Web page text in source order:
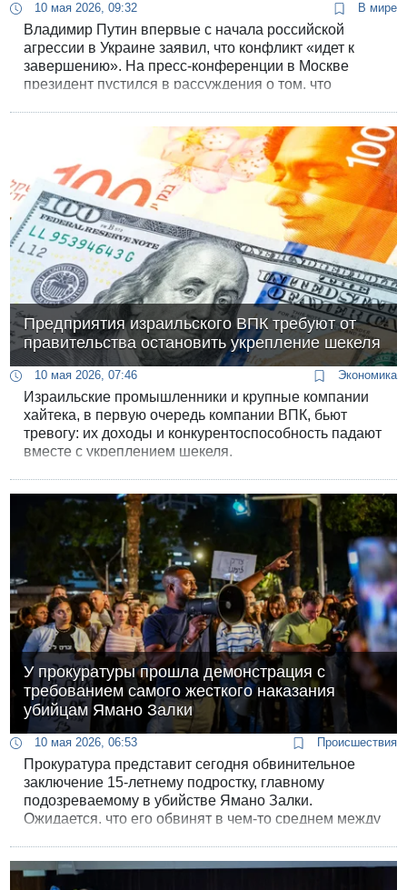
10 мая 2026, 09:32 В мире
Владимир Путин впервые с начала российской
агрессии в Украине заявил, что конфликт «идет к
завершению». На пресс-конференции в Москве
президент пустился в рассуждения о том, что
Предприятия израильского ВПК требуют от
правительства остановить укрепление шекеля
10 мая 2026, 07:46 Экономика
Израильские промышленники и крупные компании
хайтека, в первую очередь компании ВПК, бьют
тревогу: их доходы и конкурентоспособность падают
вместе с укреплением шекеля.
У прокуратуры прошла демонстрация с
требованием самого жесткого наказания
убийцам Ямано Залки
10 мая 2026, 06:53 Происшествия
Прокуратура представит сегодня обвинительное
заключение 15-летнему подростку, главному
подозреваемому в убийстве Ямано Залки.
Ожидается, что его обвинят в чем-то среднем между